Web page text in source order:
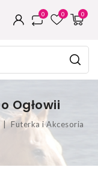
0
0
0
Ogłowii
Futerka i Akcesoria